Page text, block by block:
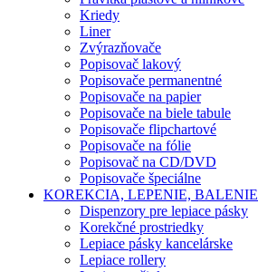
Kriedy
Liner
Zvýrazňovače
Popisovač lakový
Popisovače permanentné
Popisovače na papier
Popisovače na biele tabule
Popisovače flipchartové
Popisovače na fólie
Popisovač na CD/DVD
Popisovače špeciálne
KOREKCIA, LEPENIE, BALENIE
Dispenzory pre lepiace pásky
Korekčné prostriedky
Lepiace pásky kancelárske
Lepiace rollery